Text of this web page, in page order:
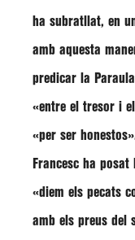
ha subratllat, en
amb aquesta
predicar la
«entre el tresor i
«per ser honestos»
Francesc ha posat
«diem els pecats
amb els preus del